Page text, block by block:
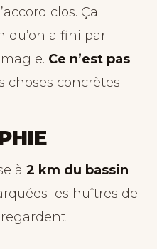
clos. Ça
qu’on a fini par
Ce n’est pas
choses concrètes.
à 2 km du bassin
les huîtres de
regardent